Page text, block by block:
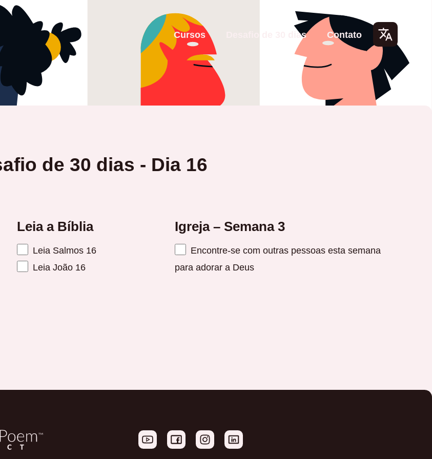
Lang
uage
Cursos Desafio de 30 dias Contato
de 30 dias - Dia 16
Leia a Bíblia
Leia Salmos 16
Leia João 16
Igreja – Semana 3
Encontre-se com outras pessoas esta semana
para adorar a Deus